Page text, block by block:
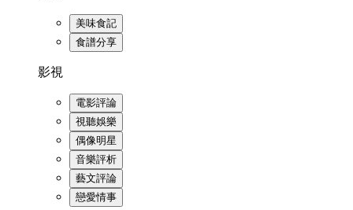
美味食記
食譜分享
影視
電影評論
視聽娛樂
偶像明星
音樂評析
藝文評論
戀愛情事